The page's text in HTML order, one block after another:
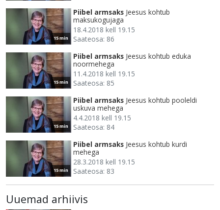
15 min
Piibel armsaks Jeesus kohtub
maksukogujaga
18.4.2018 kell 19.15
Saateosa: 86
15 min
Piibel armsaks Jeesus kohtub eduka
noormehega
11.4.2018 kell 19.15
Saateosa: 85
15 min
Piibel armsaks Jeesus kohtub pooleldi
uskuva mehega
4.4.2018 kell 19.15
Saateosa: 84
15 min
Piibel armsaks Jeesus kohtub kurdi
mehega
28.3.2018 kell 19.15
Saateosa: 83
Uuemad arhiivis